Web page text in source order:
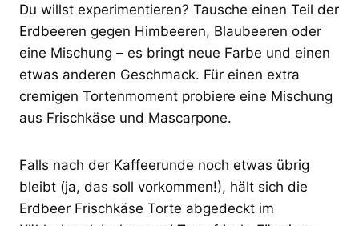
Du willst experimentieren? Tausche einen Teil der
Erdbeeren gegen Himbeeren, Blaubeeren oder
eine Mischung – es bringt neue Farbe und einen
etwas anderen Geschmack. Für einen extra
cremigen Tortenmoment probiere eine Mischung
aus Frischkäse und Mascarpone.
Falls nach der Kaffeerunde noch etwas übrig
bleibt (ja, das soll vorkommen!), hält sich die
Erdbeer Frischkäse Torte abgedeckt im